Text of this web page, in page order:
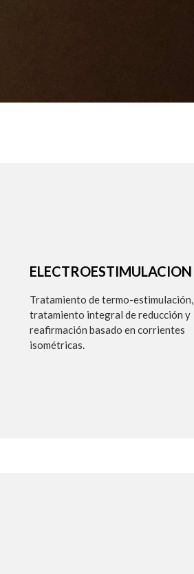
ELECTROESTIMULACION
Tratamiento de termo-estimulación,
tratamiento integral de reducción y
reafirmación basado en corrientes
isométricas.